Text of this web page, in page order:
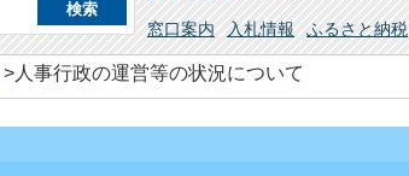
窓口案内 入札情報 ふるさと納税
>人事行政の運営等の状況について